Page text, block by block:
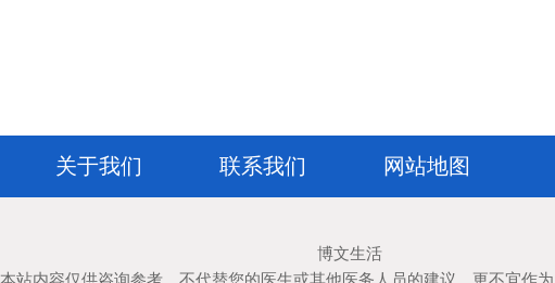
关于我们 联系我们 网站地图
博文生活
本站内容仅供咨询参考，不代替您的医生或其他医务人员的建议，更不宜作